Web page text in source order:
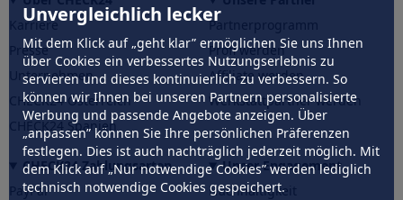
Unvergleichlich lecker
Mit dem Klick auf „geht klar” ermöglichen Sie uns Ihnen
über Cookies ein verbessertes Nutzungserlebnis zu
servieren und dieses kontinuierlich zu verbessern. So
können wir Ihnen bei unseren Partnern personalisierte
Werbung und passende Angebote anzeigen. Über
„anpassen” können Sie Ihre persönlichen Präferenzen
festlegen. Dies ist auch nachträglich jederzeit möglich. Mit
dem Klick auf „Nur notwendige Cookies” werden lediglich
technisch notwendige Cookies gespeichert.
Karriere
Presse
Unternehmen
CHECK24 Österreich
CHECK24 Spanien
Partnerprogramm
Profi werden
Affiliate werden
Werkstattpartner werden
CHECK24 Zahlungsarten
PayPal
Unser Engagement
Nachhaltigkeit